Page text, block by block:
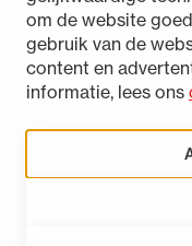
om de website
gebruik van de
content en
informatie, lees ons
Disclaimer